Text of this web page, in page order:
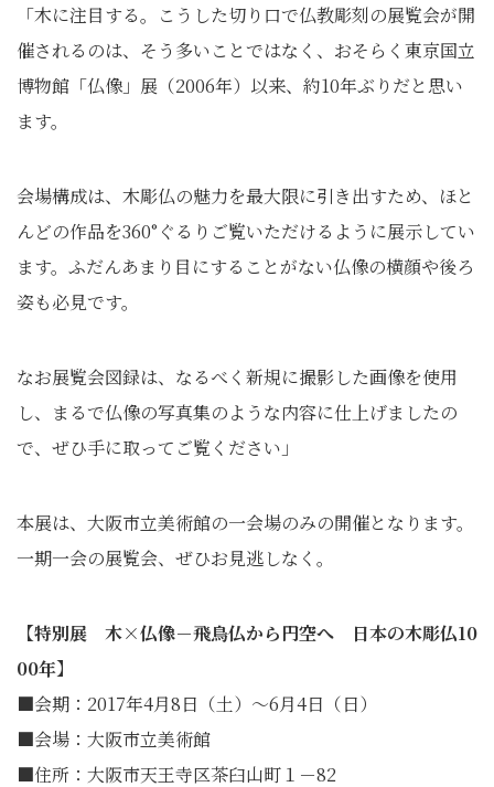
「木に注目する。こうした切り口で仏教彫刻の展覧会が開
催されるのは、そう多いことではなく、おそらく東京国立
博物館「仏像」展（2006年）以来、約10年ぶりだと思い
ます。
会場構成は、木彫仏の魅力を最大限に引き出すため、ほと
んどの作品を360°ぐるりご覧いただけるように展示してい
ます。ふだんあまり目にすることがない仏像の横顔や後ろ
姿も必見です。
なお展覧会図録は、なるべく新規に撮影した画像を使用
し、まるで仏像の写真集のような内容に仕上げましたの
で、ぜひ手に取ってご覧ください」
本展は、大阪市立美術館の一会場のみの開催となります。
一期一会の展覧会、ぜひお見逃しなく。
【特別展 木×仏像－飛鳥仏から円空へ 日本の木彫仏10
00年】
■会期：2017年4月8日（土）～6月4日（日）
■会場：大阪市立美術館
■住所：大阪市天王寺区茶臼山町１－82